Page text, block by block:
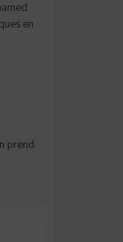
en
prend